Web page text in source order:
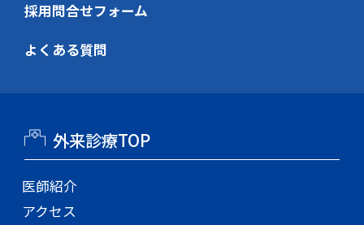
採用問合せフォーム
よくある質問
外来診療TOP
医師紹介
アクセス